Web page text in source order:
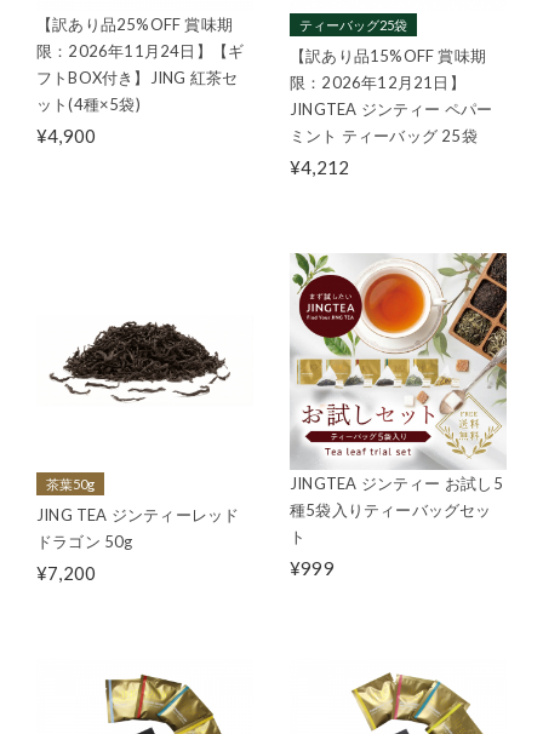
【訳あり品25%OFF 賞味期
限：2026年11月24日】【ギ
フトBOX付き】JING 紅茶セ
ット(4種×5袋)
¥4,900
ティーバッグ25袋
【訳あり品15%OFF 賞味期
限：2026年12月21日】
JINGTEA ジンティー ペパー
ミント ティーバッグ 25袋
¥4,212
茶葉50g
JING TEA ジンティーレッド
ドラゴン 50g
¥7,200
JINGTEA ジンティー お試し5
種5袋入りティーバッグセッ
ト
¥999